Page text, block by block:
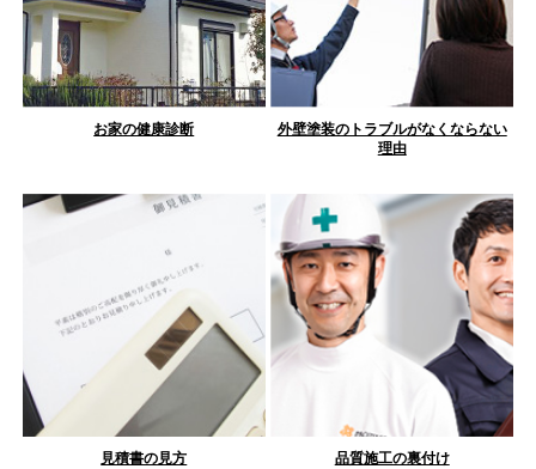
お家の健康診断
外壁塗装のトラブルがなくならない
理由
見積書の見方 品質施工の裏付け